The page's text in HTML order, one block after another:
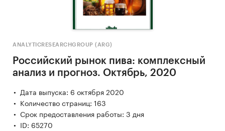
ANALYTICRESEARCHGROUP (ARG)
Российский рынок пива: комплексный
анализ и прогноз. Октябрь, 2020
Дата выпуска: 6 октября 2020
Количество страниц: 163
Срок предоставления работы: 3 дня
ID: 65270